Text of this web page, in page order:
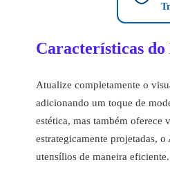
Características
Atualize completamente o
adicionando um toque de
estética, mas também oferece
estrategicamente projetadas,
utensílios de maneira eficiente.